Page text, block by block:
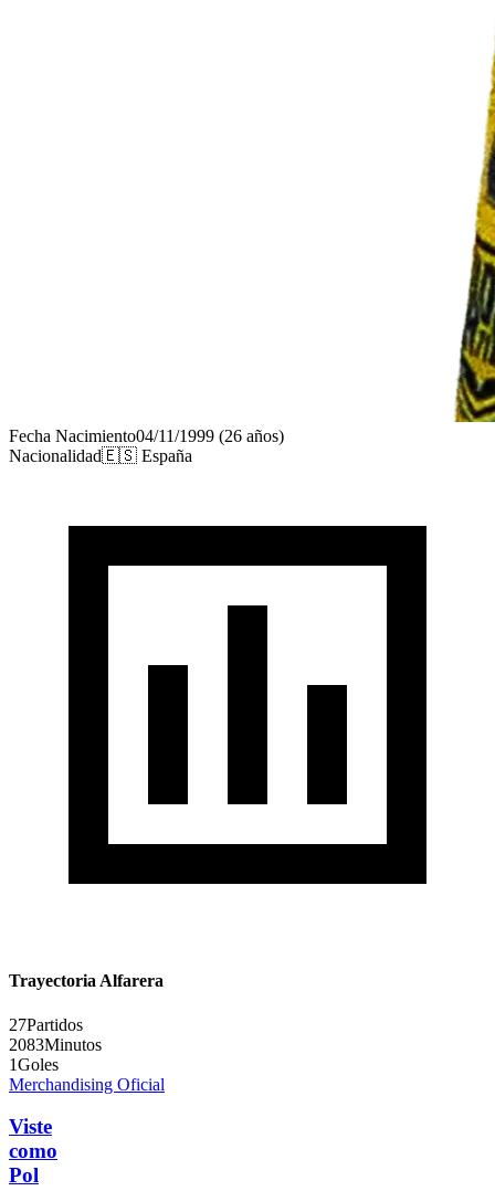
Fecha Nacimiento04/11/1999 (26 años)
Nacionalidad🇪🇸 España
Trayectoria Alfarera
27Partidos
2083Minutos
1Goles
Merchandising Oficial
Viste
como
Pol